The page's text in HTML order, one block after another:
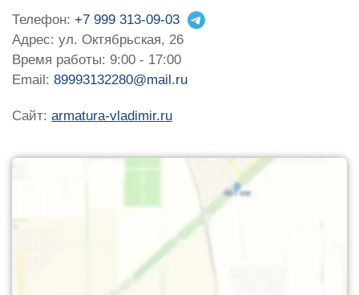
Телефон: +7 999 313-09-03
Адрес: ул. Октябрьская, 26
Время работы: 9:00 - 17:00
Email: 89993132280@mail.ru
Сайт: armatura-vladimir.ru